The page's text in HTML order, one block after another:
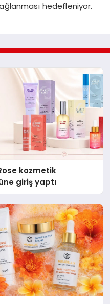
hedefleniyor.
kozmetik
giriş yaptı